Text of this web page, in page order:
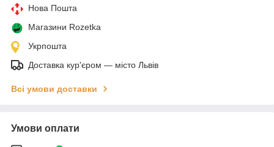
Нова Пошта
Магазини Rozetka
Укрпошта
Доставка кур'єром — місто Львів
Всі умови доставки
Умови оплати